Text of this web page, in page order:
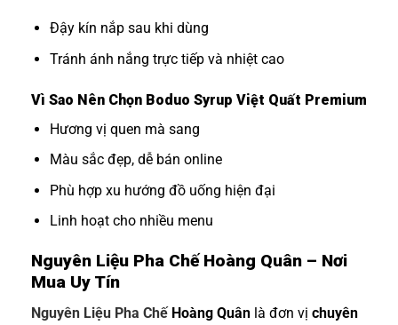
Đậy kín nắp sau khi dùng
Tránh ánh nắng trực tiếp và nhiệt cao
Vì Sao Nên Chọn Boduo Syrup Việt Quất Premium
Hương vị quen mà sang
Màu sắc đẹp, dễ bán online
Phù hợp xu hướng đồ uống hiện đại
Linh hoạt cho nhiều menu
Nguyên Liệu Pha Chế Hoàng Quân – Nơi
Mua Uy Tín
Nguyên Liệu Pha ChếHoàng Quân là đơn vị chuyên